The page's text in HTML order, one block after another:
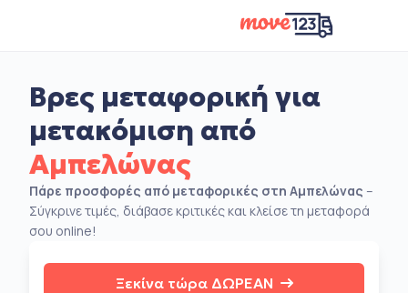
Βρες μεταφορική για
μετακόμιση από
Αμπελώνας
Πάρε προσφορές από μεταφορικές στη Αμπελώνας –
Σύγκρινε τιμές, διάβασε κριτικές και κλείσε τη μεταφορά
σου online!
Ξεκίνα τώρα ΔΩΡΕΑΝ